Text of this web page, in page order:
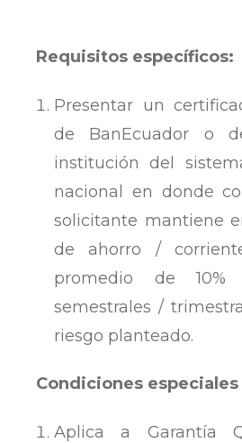
Requisitos específicos:
Presentar un
de BanEcuador o
institución del
nacional en donde
solicitante mantiene
de ahorro /
promedio de 10%
semestrales /
riesgo planteado.
Condiciones especiales
Aplica a Garantía